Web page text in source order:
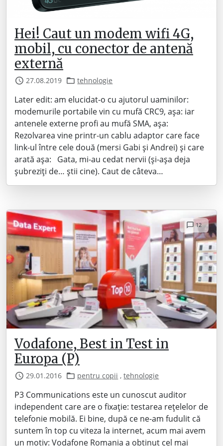
Hei! Caut un modem wifi 4G,
mobil, cu conector de antenă
externă
27.08.2019 tehnologie
Later edit: am elucidat-o cu ajutorul uaminilor:
modemurile portabile vin cu mufă CRC9, așa: iar
antenele externe profi au mufă SMA, așa:
Rezolvarea vine printr-un cablu adaptor care face
link-ul între cele două (mersi Gabi și Andrei) și care
arată așa: Gata, mi-au cedat nervii (și-așa deja
șubreziți de… știi cine). Caut de câteva…
12
Vodafone, Best in Test in
Europa (P)
29.01.2016 pentru copii ,tehnologie
P3 Communications este un cunoscut auditor
independent care are o fixație: testarea rețelelor de
telefonie mobilă. Ei bine, după ce ne-am fudulit că
suntem în top cu viteza la internet, acum mai avem
un motiv: Vodafone Romania a obtinut cel mai